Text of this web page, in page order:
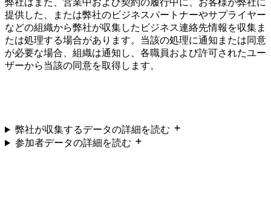
弊社はまた、営業中および契約の履行中に、お客様が弊社に
提供した、または弊社のビジネスパートナーやサプライヤー
などの組織から弊社が収集したビジネス連絡先情報を収集ま
たは処理する場合があります。当該の処理に通知または同意
が必要な場合、組織は通知し、各職員および許可されたユー
ザーから当該の同意を取得します。
弊社が収集するデータの詳細を読む
参加者データの詳細を読む